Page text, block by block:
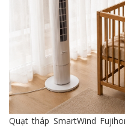
Quạt tháp SmartWind